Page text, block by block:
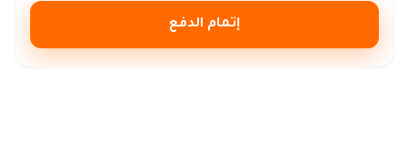
إتمام الدفع